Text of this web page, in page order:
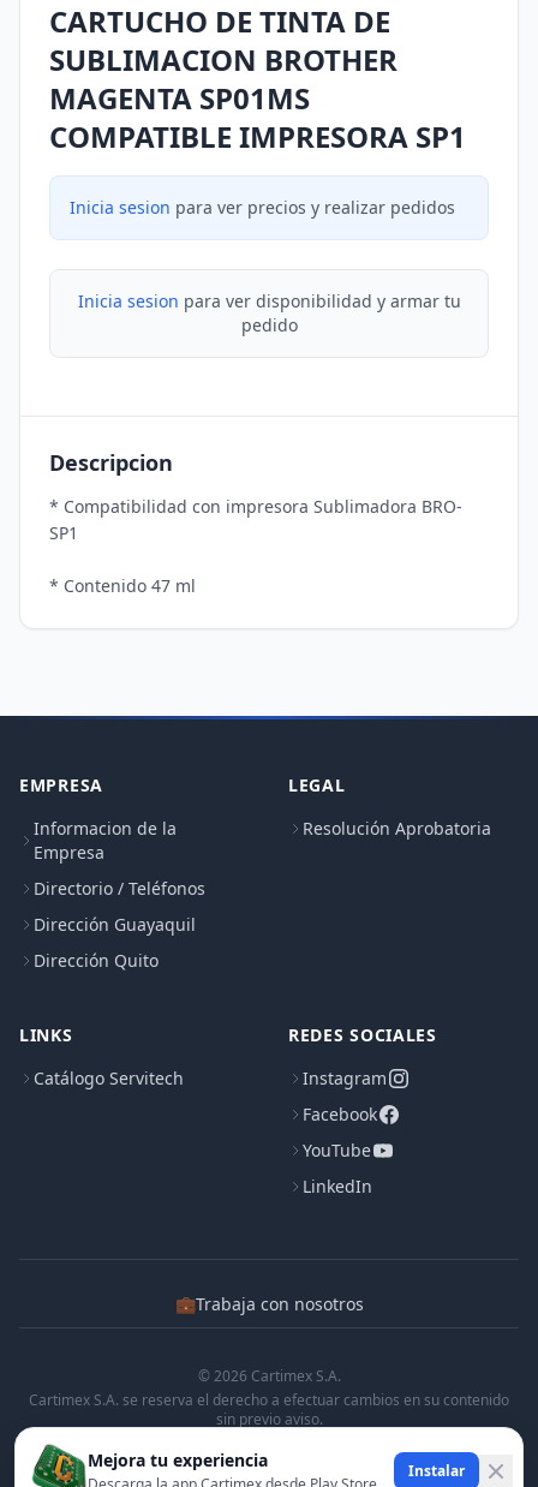
CARTUCHO DE TINTA DE
SUBLIMACION BROTHER
MAGENTA SP01MS
COMPATIBLE IMPRESORA SP1
Inicia sesion para ver precios y realizar pedidos
Inicia sesion para ver disponibilidad y armar tu
pedido
Descripcion
* Compatibilidad con impresora Sublimadora BRO-
SP1
EMPRESA
Informacion de la
Empresa
Directorio / Teléfonos
Dirección Guayaquil
Dirección Quito
LEGAL
Resolución Aprobatoria
LINKS
Catálogo Servitech
REDES SOCIALES
Instagram
Facebook
YouTube
LinkedIn
💼Trabaja con nosotros
© 2026 Cartimex S.A.
Cartimex S.A. se reserva el derecho a efectuar cambios en su contenido
sin previo aviso.
Cartimex S.A. no manifiesta ni garantiza que la informacion contenida en
esta pagina sea precisa o completa.
Mejora tu experiencia Instalar